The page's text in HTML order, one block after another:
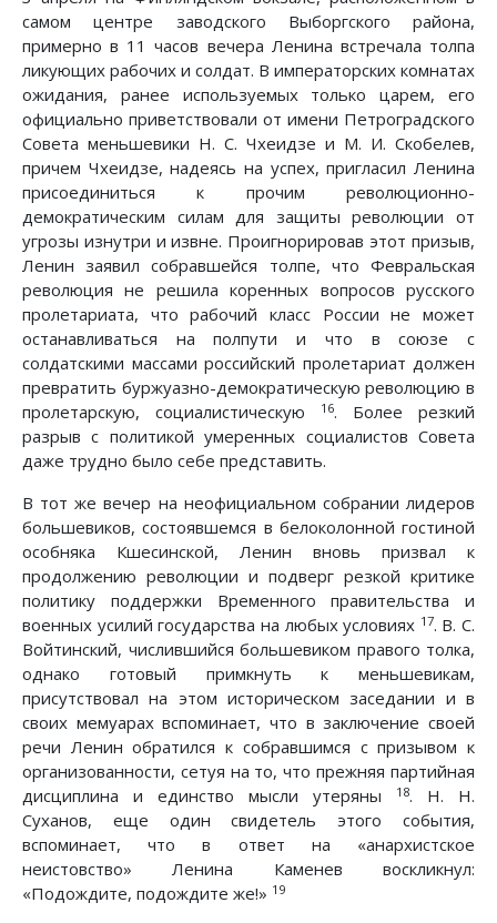
самом центре заводского Выборгского района,
примерно в 11 часов вечера Ленина встречала толпа
ликующих рабочих и солдат. В императорских комнатах
ожидания, ранее используемых только царем, его
официально приветствовали от имени Петроградского
Совета меньшевики Н. С. Чхеидзе и М. И. Скобелев,
причем Чхеидзе, надеясь на успех, пригласил Ленина
присоединиться к прочим революционно-
демократическим силам для защиты революции от
угрозы изнутри и извне. Проигнорировав этот призыв,
Ленин заявил собравшейся толпе, что Февральская
революция не решила коренных вопросов русского
пролетариата, что рабочий класс России не может
останавливаться на полпути и что в союзе с
солдатскими массами российский пролетариат должен
превратить буржуазно-демократическую революцию в
пролетарскую, социалистическую
16. Более резкий
разрыв с политикой умеренных социалистов Совета
даже трудно было себе представить.
В тот же вечер на неофициальном собрании лидеров
большевиков, состоявшемся в белоколонной гостиной
особняка Кшесинской, Ленин вновь призвал к
продолжению революции и подверг резкой критике
политику поддержки Временного правительства и
военных усилий государства на любых условиях 17. В. С.
Войтинский, числившийся большевиком правого толка,
однако готовый примкнуть к меньшевикам,
присутствовал на этом историческом заседании и в
своих мемуарах вспоминает, что в заключение своей
речи Ленин обратился к собравшимся с призывом к
организованности, сетуя на то, что прежняя партийная
дисциплина и единство мысли утеряны
18. Н. Н.
Суханов, еще один свидетель этого события,
вспоминает, что в ответ на «анархистское
неистовство» Ленина Каменев воскликнул:
«Подождите, подождите же!» 19